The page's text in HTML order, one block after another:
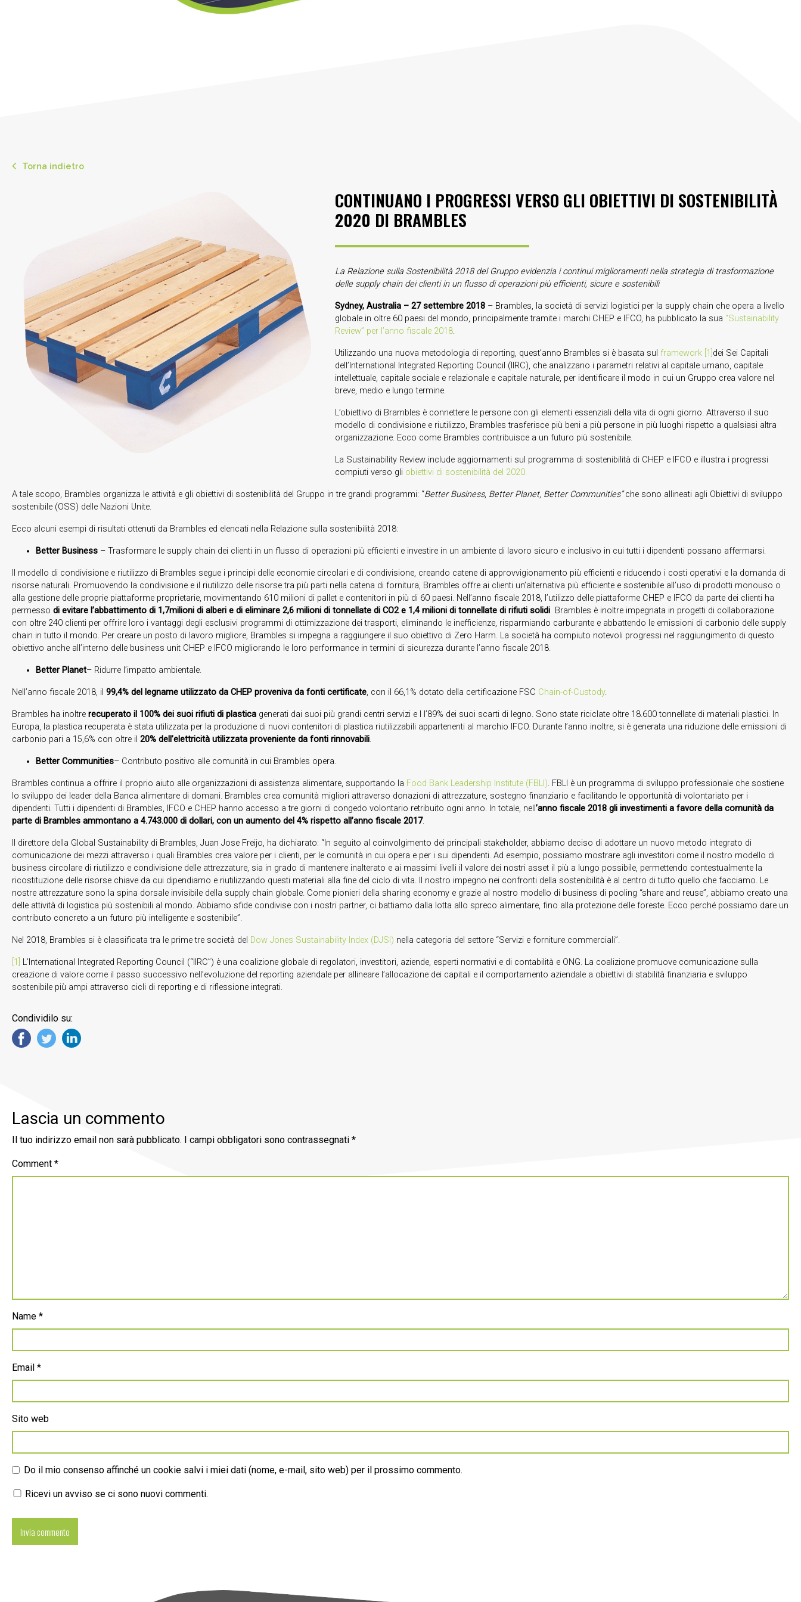
Torna indietro
CONTINUANO I PROGRESSI VERSO GLI OBIETTIVI DI SOSTENIBILITÀ
2020 DI BRAMBLES
La Relazione sulla Sostenibilità 2018 del Gruppo evidenzia i continui miglioramenti nella strategia di trasformazione
delle supply chain dei clienti in un flusso di operazioni più efficienti, sicure e sostenibili
Sydney, Australia – 27 settembre 2018 – Brambles, la società di servizi logistici per la supply chain che opera a livello
globale in oltre 60 paesi del mondo, principalmente tramite i marchi CHEP e IFCO, ha pubblicato la sua “Sustainability
Review” per l’anno fiscale 2018.
Utilizzando una nuova metodologia di reporting, quest’anno Brambles si è basata sul framework [1] dei Sei Capitali
dell’International Integrated Reporting Council (IIRC), che analizzano i parametri relativi al capitale umano, capitale
intellettuale, capitale sociale e relazionale e capitale naturale, per identificare il modo in cui un Gruppo crea valore nel
breve, medio e lungo termine.
L’obiettivo di Brambles è connettere le persone con gli elementi essenziali della vita di ogni giorno. Attraverso il suo
modello di condivisione e riutilizzo, Brambles trasferisce più beni a più persone in più luoghi rispetto a qualsiasi altra
organizzazione. Ecco come Brambles contribuisce a un futuro più sostenibile.
La Sustainability Review include aggiornamenti sul programma di sostenibilità di CHEP e IFCO e illustra i progressi
compiuti verso gli obiettivi di sostenibilità del 2020.
A tale scopo, Brambles organizza le attività e gli obiettivi di sostenibilità del Gruppo in tre grandi programmi: “Better Business, Better Planet, Better Communities”che sono allineati agli Obiettivi di sviluppo
sostenibile (OSS) delle Nazioni Unite.
Ecco alcuni esempi di risultati ottenuti da Brambles ed elencati nella Relazione sulla sostenibilità 2018:
Better Business – Trasformare le supply chain dei clienti in un flusso di operazioni più efficienti e investire in un ambiente di lavoro sicuro e inclusivo in cui tutti i dipendenti possano affermarsi.
Il modello di condivisione e riutilizzo di Brambles segue i principi delle economie circolari e di condivisione, creando catene di approvvigionamento più efficienti e riducendo i costi operativi e la domanda di
risorse naturali. Promuovendo la condivisione e il riutilizzo delle risorse tra più parti nella catena di fornitura, Brambles offre ai clienti un’alternativa più efficiente e sostenibile all’uso di prodotti monouso o
alla gestione delle proprie piattaforme proprietarie, movimentando 610 milioni di pallet e contenitori in più di 60 paesi. Nell’anno fiscale 2018, l’utilizzo delle piattaforme CHEP e IFCO da parte dei clienti ha
permesso di evitare l’abbattimento di 1,7milioni di alberi e di eliminare 2,6 milioni di tonnellate di CO2 e 1,4 milioni di tonnellate di rifiuti solidi Brambles è inoltre impegnata in progetti di collaborazione
con oltre 240 clienti per offrire loro i vantaggi degli esclusivi programmi di ottimizzazione dei trasporti, eliminando le inefficienze, risparmiando carburante e abbattendo le emissioni di carbonio delle supply
chain in tutto il mondo. Per creare un posto di lavoro migliore, Brambles si impegna a raggiungere il suo obiettivo di Zero Harm. La società ha compiuto notevoli progressi nel raggiungimento di questo
obiettivo anche all’interno delle business unit CHEP e IFCO migliorando le loro performance in termini di sicurezza durante l’anno fiscale 2018.
Better Planet– Ridurre l’impatto ambientale.
Nell’anno fiscale 2018, il 99,4% del legname utilizzato da CHEP proveniva da fonti certificate, con il 66,1% dotato della certificazione FSC Chain-of-Custody.
Brambles ha inoltre recuperato il 100% dei suoi rifiuti di plastica generati dai suoi più grandi centri servizi e l l’89% dei suoi scarti di legno. Sono state riciclate oltre 18.600 tonnellate di materiali plastici. In
Europa, la plastica recuperata è stata utilizzata per la produzione di nuovi contenitori di plastica riutilizzabili appartenenti al marchio IFCO. Durante l’anno inoltre, si è generata una riduzione delle emissioni di
carbonio pari a 15,6% con oltre il 20% dell’elettricità utilizzata proveniente da fonti rinnovabili.
Better Communities– Contributo positivo alle comunità in cui Brambles opera.
Brambles continua a offrire il proprio aiuto alle organizzazioni di assistenza alimentare, supportando la Food Bank Leadership Institute (FBLI). FBLI è un programma di sviluppo professionale che sostiene
lo sviluppo dei leader della Banca alimentare di domani. Brambles crea comunità migliori attraverso donazioni di attrezzature, sostegno finanziario e facilitando le opportunità di volontariato per i
dipendenti. Tutti i dipendenti di Brambles, IFCO e CHEP hanno accesso a tre giorni di congedo volontario retribuito ogni anno. In totale, nell ’anno fiscale 2018 gli investimenti a favore della comunità da
parte di Brambles ammontano a 4.743.000 di dollari, con un aumento del 4% rispetto all’anno fiscale 2017.
Il direttore della Global Sustainability di Brambles, Juan Jose Freijo, ha dichiarato: “In seguito al coinvolgimento dei principali stakeholder, abbiamo deciso di adottare un nuovo metodo integrato di
comunicazione dei mezzi attraverso i quali Brambles crea valore per i clienti, per le comunità in cui opera e per i sui dipendenti. Ad esempio, possiamo mostrare agli investitori come il nostro modello di
business circolare di riutilizzo e condivisione delle attrezzature, sia in grado di mantenere inalterato e ai massimi livelli il valore dei nostri asset il più a lungo possibile, permettendo contestualmente la
ricostituzione delle risorse chiave da cui dipendiamo e riutilizzando questi materiali alla fine del ciclo di vita. Il nostro impegno nei confronti della sostenibilità è al centro di tutto quello che facciamo. Le
nostre attrezzature sono la spina dorsale invisibile della supply chain globale. Come pionieri della sharing economy e grazie al nostro modello di business di pooling “share and reuse”, abbiamo creato una
delle attività di logistica più sostenibili al mondo. Abbiamo sfide condivise con i nostri partner, ci battiamo dalla lotta allo spreco alimentare, fino alla protezione delle foreste. Ecco perché possiamo dare un
contributo concreto a un futuro più intelligente e sostenibile”.
Nel 2018, Brambles si è classificata tra le prime tre società del Dow Jones Sustainability Index (DJSI) nella categoria del settore “Servizi e forniture commerciali”.
[1]
L’International Integrated Reporting Council (“IIRC”) è una coalizione globale di regolatori, investitori, aziende, esperti normativi e di contabilità e ONG. La coalizione promuove comunicazione sulla
creazione di valore come il passo successivo nell’evoluzione del reporting aziendale per allineare l’allocazione dei capitali e il comportamento aziendale a obiettivi di stabilità finanziaria e sviluppo
sostenibile più ampi attraverso cicli di reporting e di riflessione integrati.
Condividilo su:
Lascia un commento
Il tuo indirizzo email non sarà pubblicato. I campi obbligatori sono contrassegnati *
Comment *
Name *
Email *
Sito web
Do il mio consenso affinché un cookie salvi i miei dati (nome, e-mail, sito web) per il prossimo commento.
Ricevi un avviso se ci sono nuovi commenti.